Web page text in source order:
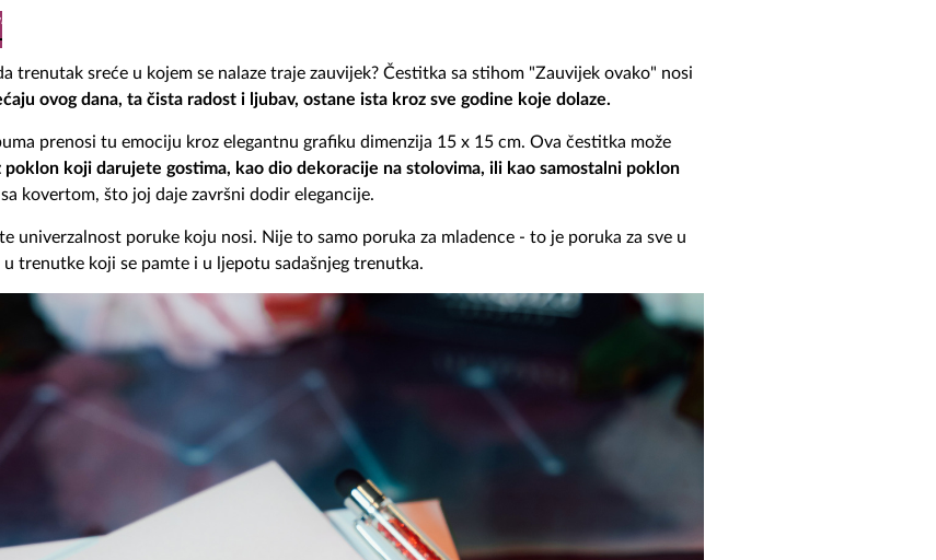
trenutak sreće u kojem se nalaze traje zauvijek? Čestitka sa stihom "Zauvijek ovako" nosi
ovog dana, ta čista radost i ljubav, ostane ista kroz sve godine koje dolaze.
prenosi tu emociju kroz elegantnu grafiku dimenzija 15 x 15 cm. Ova čestitka može
poklon koji darujete gostima, kao dio dekoracije na stolovima, ili kao samostalni poklon
kovertom, što joj daje završni dodir elegancije.
univerzalnost poruke koju nosi. Nije to samo poruka za mladence - to je poruka za sve u
trenutke koji se pamte i u ljepotu sadašnjeg trenutka.